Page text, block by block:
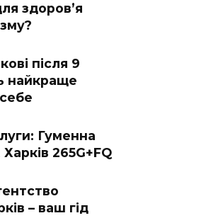
здоров’я
після 9
найкраще
Гуменна
265G+FQ
– ваш гід